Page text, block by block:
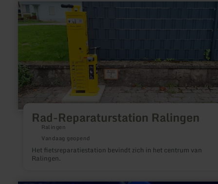
Rad-Reparaturstation Ralingen
Ralingen
Vandaag geopend
Het fietsreparatiestation bevindt zich in het centrum van
Ralingen.
meer
informatie
over:
Rad-
Reparaturstation
Ralingen